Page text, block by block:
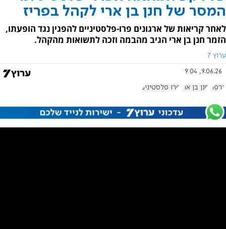
המסר של חנן בן ארי לקהל בפריז
לאחר קריאות של ארגונים פרו-פלסטיניים להפגין נגד הופעתו,
הזמר חנן בן ארי הגיב מהבמה וזכה לתשואות מהקהל.
ערוץ 7
9.06.26, 9:04
צרפת חנן בן ארי פרו פלסטינים